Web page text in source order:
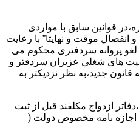
قوانین سابق با مواردی
موقت و نهایتا” با رعایت
پروانه سردفتری محکوم می
های شغلی عزیزان سردفتر و
جدید،به نظر نزدیکتر به
قانون مدنی،دفاتر ازدواج مکلفند قبل از ثبت
اجازه نامه مخصوص دولت (